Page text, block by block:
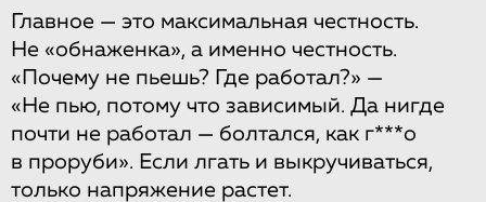
Главное — это максимальная честность.
Не «обнаженка», а именно честность.
«Почему не пьешь? Где работал?» —
«Не пью, потому что зависимый. Да нигде
почти не работал — болтался, как г***о
в проруби». Если лгать и выкручиваться,
только напряжение растет.